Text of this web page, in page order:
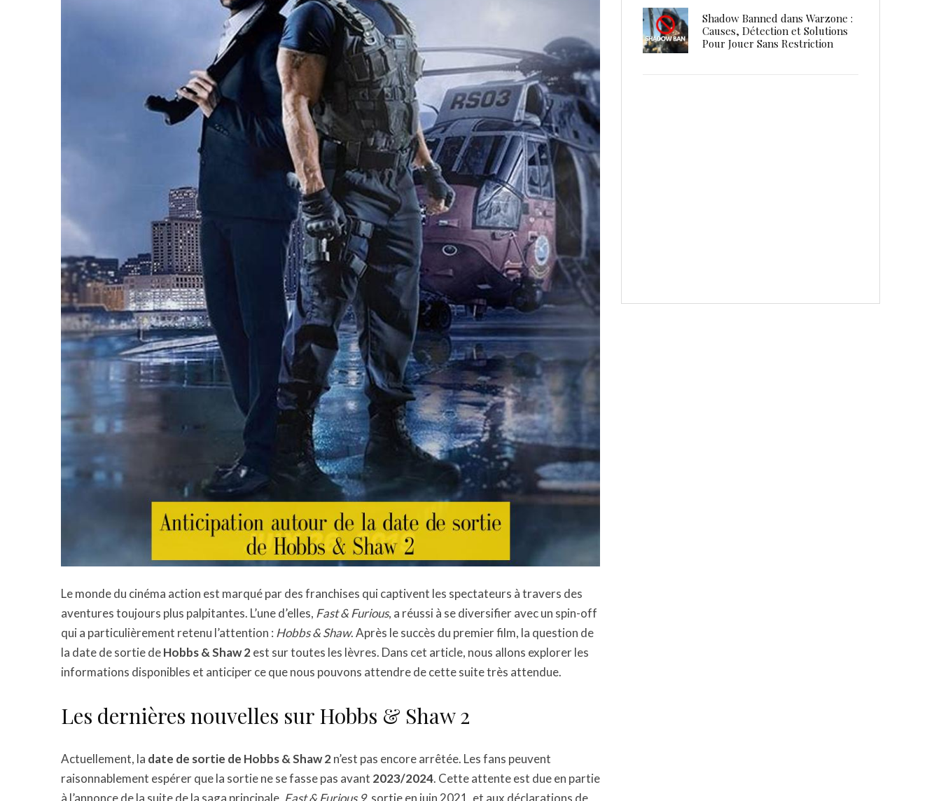
Le monde du cinéma action est marqué par des franchises qui captivent les spectateurs à travers des
aventures toujours plus palpitantes. L’une d’elles, Fast & Furious, a réussi à se diversifier avec un spin-off
qui a particulièrement retenu l’attention : Hobbs & Shaw. Après le succès du premier film, la question de
la date de sortie deHobbs & Shaw 2est sur toutes les lèvres. Dans cet article, nous allons explorer les
informations disponibles et anticiper ce que nous pouvons attendre de cette suite très attendue.
Les dernières nouvelles sur Hobbs & Shaw 2
Actuellement, la date de sortie de Hobbs & Shaw 2n’est pas encore arrêtée. Les fans peuvent
raisonnablement espérer que la sortie ne se fasse pas avant 2023/2024. Cette attente est due en partie
Shadow Banned dans Warzone :
Causes, Détection et Solutions
Pour Jouer Sans Restriction